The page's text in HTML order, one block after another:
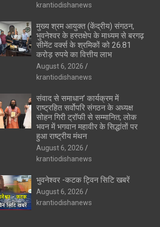
krantiodishanews
मुख्य श्रम आयुक्त (केंद्रीय) संगठन,
भुवनेश्वर के हस्तक्षेप के माध्यम से बरगढ़
सीमेंट वर्क्स के श्रमिकों को 26.81
करोड़ रुपये का वित्तीय लाभ
August 6, 2026
krantiodishanews
संवाद से समाधान’ कार्यक्रम में
राष्ट्रहित सर्वोपरि संगठन के अध्यक्ष
सोहन गिरी ट्रॉफी से सम्मानित; लोक
भवन में भगवान महावीर के सिद्धांतों पर
हुआ राष्ट्रीय मंथन
August 6, 2026
krantiodishanews
भुवनेश्वर -कटक ट्विन सिटि खबरें
August 6, 2026
krantiodishanews